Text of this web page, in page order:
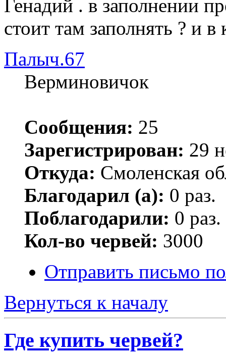
Генадий . в заполнении
стоит там заполнять ? и
Палыч.67
Верминовичок
Сообщения: 25
Зарегистрирован: 29
Откуда: Смоленская
Благодарил (а): 0 раз.
Поблагодарили: 0 раз.
Кол-во червей: 3000
Отправить письмо
Вернуться к началу
Где купить червей?